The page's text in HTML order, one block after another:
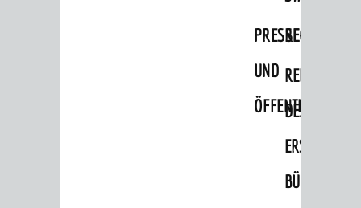
PRESSE-
UND REFERAT
DES
ERSTEN
Vermiete doch an deine Stadt